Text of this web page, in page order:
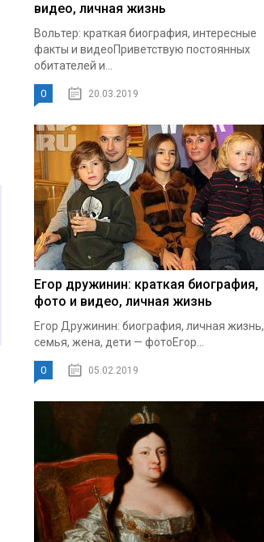
видео, личная жизнь
Вольтер: краткая биография, интересные
факты и видеоПриветствую постоянных
обитателей и...
0 20.03.2019
Егор дружинин: краткая биография,
фото и видео, личная жизнь
Егор Дружинин: биография, личная жизнь,
семья, жена, дети — фотоЕгор...
0 05.02.2019